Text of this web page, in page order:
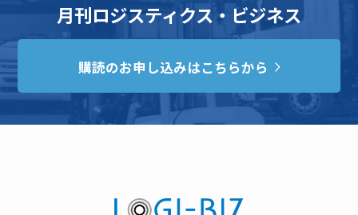
月刊ロジスティクス・ビジネス
購読のお申し込みはこちらから